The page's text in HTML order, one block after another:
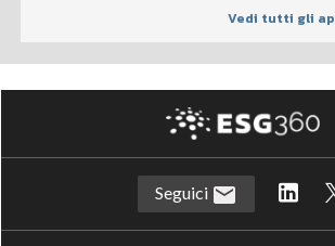
Vedi tutti gli
Seguici